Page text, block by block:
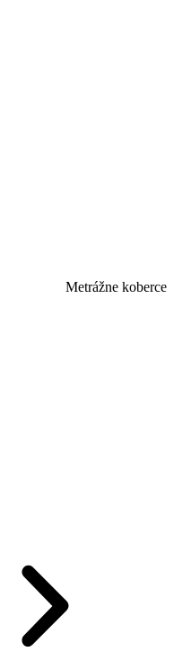
Metrážne koberce